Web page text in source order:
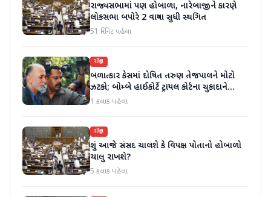
રાજ્યસભામાં પણ હોબાળા, નારેબાજીને કારણે
લોકસભા બપોરે 2 વાગ્યા સુધી સ્થગિત
51 મિનિટ પહેલા
રાષ્ટ્રીય
બળાત્કાર કેસમાં દોષિત તરુણ તેજપાલને મોટો
ઝટકો; બોમ્બે હાઈકોર્ટે ટ્રાયલ કોર્ટના ચુકાદાને
ઉલટાવી દીધો
1 કલાક પહેલા
રાષ્ટ્રીય
શું આજે સંસદ ચાલશે કે વિપક્ષ પોતાનો હોબાળો
ચાલુ રાખશે?
5 કલાક પહેલા